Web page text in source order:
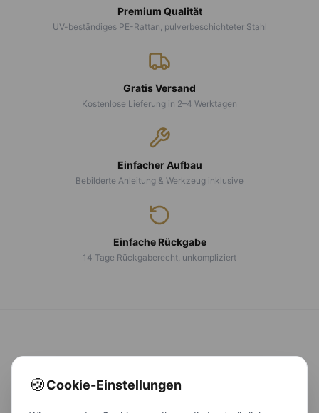
Premium Qualität
UV-beständiges PE-Rattan, pulverbeschichteter Stahl
Gratis Versand
Kostenlose Lieferung in 2–4 Werktagen
Einfacher Aufbau
Bebilderte Anleitung & Werkzeug inklusive
Einfache Rückgabe
14 Tage Rückgaberecht, unkompliziert
CALMALUX
🍪Cookie-Einstellungen